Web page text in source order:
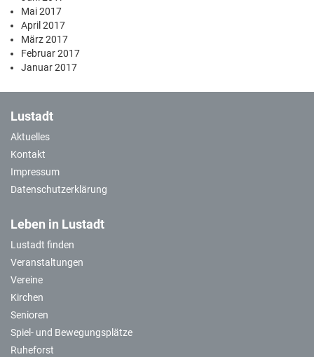
Mai 2017
April 2017
März 2017
Februar 2017
Januar 2017
Lustadt
Aktuelles
Kontakt
Impressum
Datenschutzerklärung
Leben in Lustadt
Lustadt finden
Veranstaltungen
Vereine
Kirchen
Senioren
Spiel- und Bewegungsplätze
Ruheforst